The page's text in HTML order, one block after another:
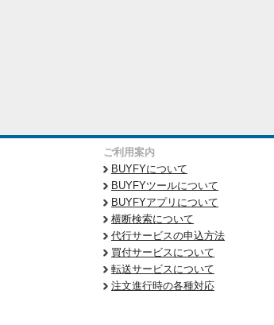
ご利用案内
BUYFYについて
BUYFYツールについて
BUYFYアプリについて
横断検索について
代行サービスの申込方法
買付サービスについて
転送サービスについて
注文進行時の各種対応